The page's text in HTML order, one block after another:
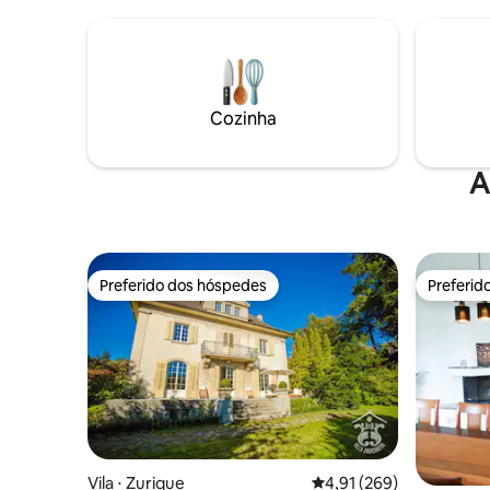
Das 8h
disco de
para a
chegar
Cozinha
Preferido dos hóspedes
Preferido dos hóspedes
Vila ⋅ Zurique 4,91 de uma avaliação
4,91 (269)